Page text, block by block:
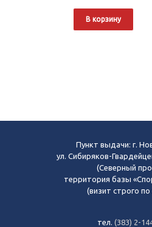
В корзину
Пункт выдачи: г.
ул. Сибиряков-
(Северный
территория базы
(визит строго по
тел. (383) 2-